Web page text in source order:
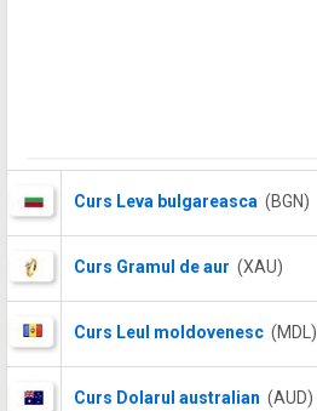
Curs Leva bulgareasca (BGN)
Curs Gramul de aur (XAU)
Curs Leul moldovenesc (MDL)
Curs Dolarul australian (AUD)